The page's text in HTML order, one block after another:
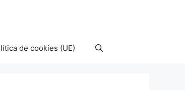
de cookies (UE)